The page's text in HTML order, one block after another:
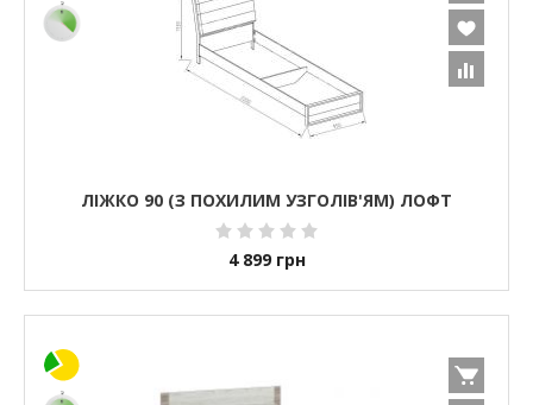
ЛІЖКО 90 (З ПОХИЛИМ УЗГОЛІВ'ЯМ) ЛОФТ
4 899 грн